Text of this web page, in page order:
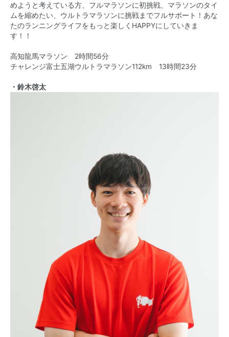
めようと考えている方、フルマラソンに初挑戦、マラソンのタイ
ムを縮めたい、ウルトラマラソンに挑戦までフルサポート！あな
たのランニングライフをもっと楽しくHAPPYにしていきま
す！！
高知龍馬マラソン 2時間56分
チャレンジ富士五湖ウルトラマラソン112km 13時間23分
・鈴木啓太